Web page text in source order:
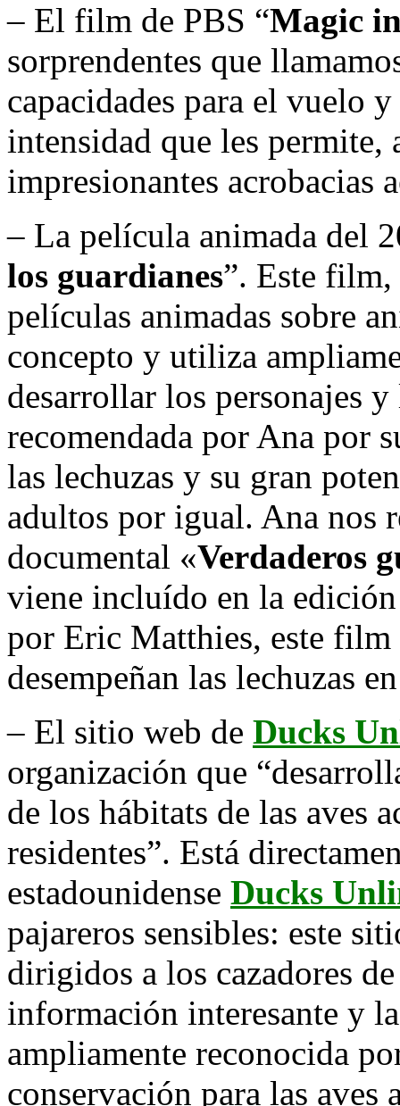
– El film de PBS “Magic
sorprendentes que
capacidades para el vuelo
intensidad que les permite,
impresionantes acrobacias
– La película animada del
los guardianes”. Este film,
películas animadas sobre
concepto y utiliza
desarrollar los personajes
recomendada por Ana por
las lechuzas y su gran
adultos por igual. Ana nos
documental «Verdaderos
viene incluído en la
por Eric Matthies, este
desempeñan las lechuzas
– El sitio web de Ducks
organización que
de los hábitats de las aves
residentes”. Está
estadounidense Ducks
pajareros sensibles: este
dirigidos a los cazadores
información interesante y
ampliamente reconocida
conservación para las aves